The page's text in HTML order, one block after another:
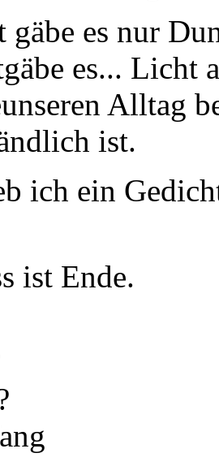
gäbe es nur
es... Licht
Alltag
ist.
ich ein
ist Ende.